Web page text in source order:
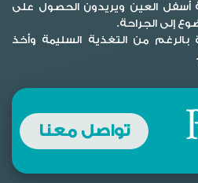
العين ويريدون الحصول على
إلى الجراحة.
بالرغم من التغذية السليمة وأخذ
تواصل معنا